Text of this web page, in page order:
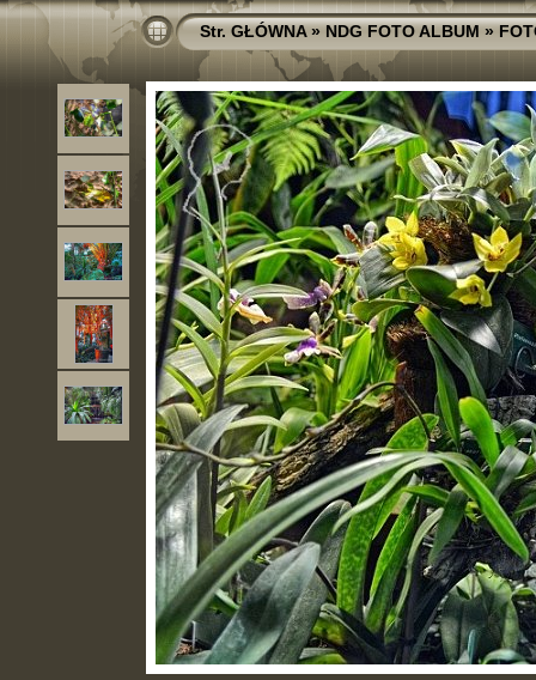
Str. GŁÓWNA»NDG FOTO ALBUM»